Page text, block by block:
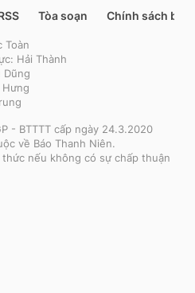
Tòa soạn Chính sách bảo
Toàn
Hải Thành
Dũng
- BTTTT cấp ngày 24.3.2020
về Báo Thanh Niên.
nếu không có sự chấp thuận